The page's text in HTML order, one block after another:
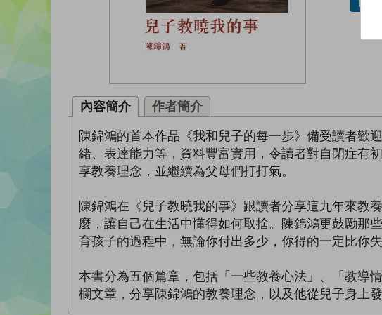
內容簡介 作者簡介
陳錦鴻的首本作品《我和兒子的每一步》備受讀者歡
緒、表達能力等，資料豐富實用，令讀者對自閉症有
享教養理念，並繼續為父母們打打氣。
陳錦鴻在《兒子教曉我的事》跟讀者分享這九年來教
麼，讓自己在生活中懂得如何取捨。陳錦鴻更鼓勵那
育孩子的過程中，無論你付出多少，你得的一定比你失
本書分為五個篇章，包括「一些教養心法」、「教導
欄文章，分享陳錦鴻的教養理念，以及他從兒子身上